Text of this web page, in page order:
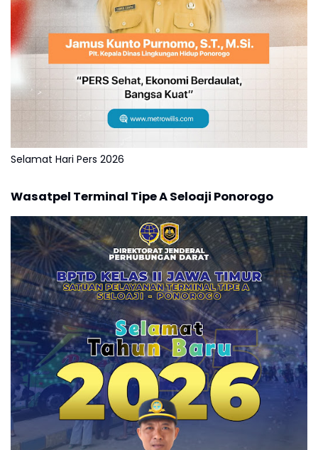
Selamat Hari Pers 2026
Wasatpel Terminal Tipe A Seloaji Ponorogo